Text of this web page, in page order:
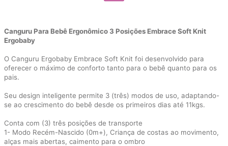
Canguru Para Bebê Ergonômico 3 Posições Embrace Soft Knit
Ergobaby
O Canguru Ergobaby Embrace Soft Knit foi desenvolvido para
oferecer o máximo de conforto tanto para o bebê quanto para os
pais.
Seu design inteligente permite 3 (três) modos de uso, adaptando-
se ao crescimento do bebê desde os primeiros dias até 11kgs.
Conta com (3) três posições de transporte
1- Modo Recém-Nascido (0m+), Criança de costas ao movimento,
alças mais abertas, caimento para o ombro